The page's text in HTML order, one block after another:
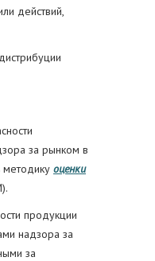
действий,
за рынком в
методику оценки
продукции
надзора за
за